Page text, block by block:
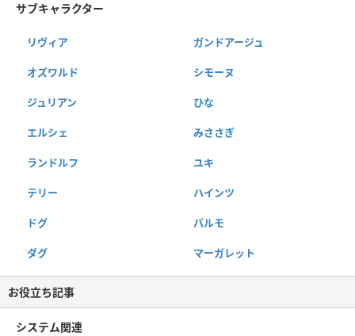
サブキャラクター
リヴィア ガンドアージュ
オズワルド シモーヌ
ジュリアン ひな
エルシェ みささぎ
ランドルフ ユキ
テリー ハインツ
ドグ パルモ
ダグ マーガレット
お役立ち記事
システム関連